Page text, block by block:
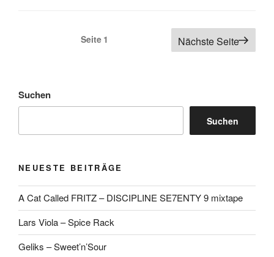
Seitennummerierung
Seite 1 Nächste Seite
Suchen
Suchen
NEUESTE BEITRÄGE
A Cat Called FRITZ – DISCIPLINE SE7ENTY 9 mixtape
Lars Viola – Spice Rack
Geliks – Sweet’n’Sour